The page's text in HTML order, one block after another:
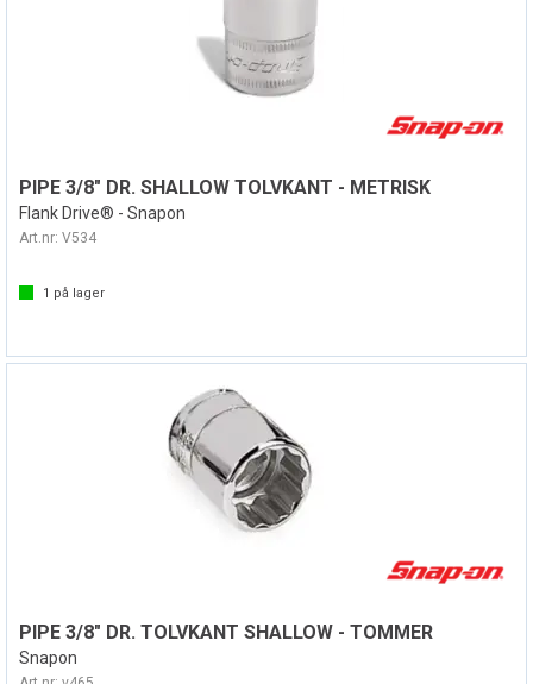
PIPE 3/8" DR. SHALLOW TOLVKANT - METRISK
Flank Drive® - Snapon
Art.nr: V534
1 på lager
PIPE 3/8" DR. TOLVKANT SHALLOW - TOMMER
Snapon